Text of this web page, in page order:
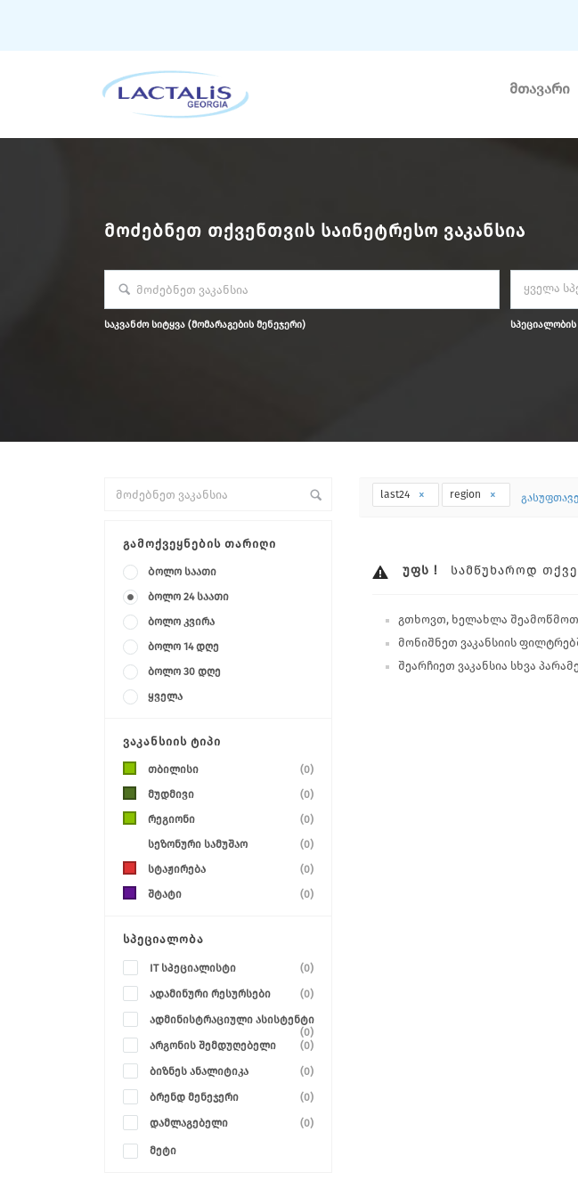
მთავარი
ᲛᲝᲫᲔᲑᲜᲔᲗ ᲗᲥᲕᲔᲜᲗᲕᲘᲡ ᲡᲐᲘᲜᲔᲢᲠᲔᲡᲝ ᲕᲐᲙᲐᲜᲡᲘᲐ
საკვანძო სიტყვა (მომარაგების მენეჯერი)
ყველა
ᲒᲐᲛᲝᲥᲕᲔᲧᲜᲔᲑᲘᲡ ᲗᲐᲠᲘᲦᲘ
Ბოლო საათი
ბოლო 24 საათი
ბოლო კვირა
ბოლო 14 დღე
ბოლო 30 დღე
ყველა
ᲕᲐᲙᲐᲜᲡᲘᲘᲡ ᲢᲘᲞᲘ
თბილისი
(0)
მუდმივი
(0)
რეგიონი
(0)
სეზონური სამუშაო
(0)
სტაჟირება
(0)
შტატი
(0)
ᲡᲞᲔᲪᲘᲐᲚᲝᲑᲐ
IT სპეციალისტი (0)
ადამინური რესურსები (0)
ადმინისტრაციული ასისტენტი
(0)
არგონის შემდუღებელი
(0)
ბიზნეს ანალიტიკა (0)
ბრენდ მენეჯერი (0)
დამლაგებელი (0)
მეტი
last24 region
ᲣᲤᲡ ! ᲡᲐᲛᲬᲣᲮᲐᲠᲝᲓ
გთხოვთ, ხელახლა შეამოწმოთ
მონიშნეთ ვაკანსიის
შეარჩიეთ ვაკანსია სხვა